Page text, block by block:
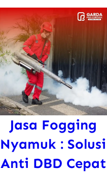
Jasa Fogging
Nyamuk : Solusi
Anti DBD Cepat